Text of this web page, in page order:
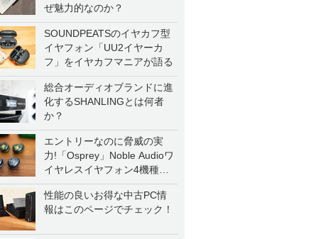
ぜ魅力的なのか？
SOUNDPEATSのイヤカフ型
イヤフォン「UU2イヤーカ
フ」をイヤカフマニアが語る
総合オーディオブランドに進
化するSHANLINGとは何者
か？
エントリーなのに脅威の実
力!「Osprey」Noble Audioワ
イヤレスイヤフォン4機種を
一気に聴く
性能の良いお得な中古PC情
報はこのページでチェック！